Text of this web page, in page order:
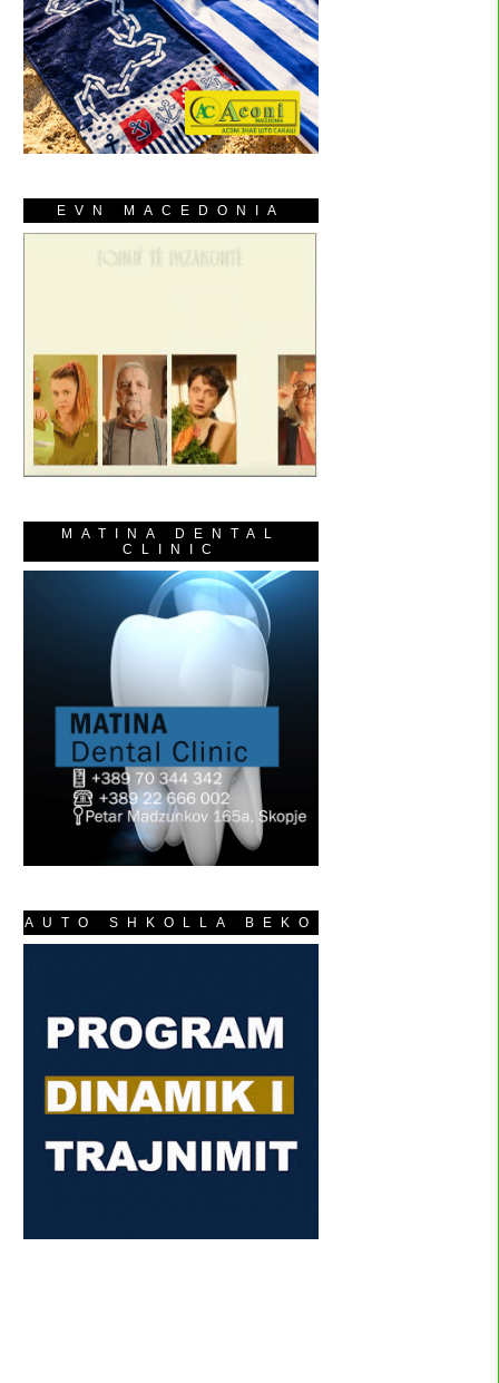
EVN MACEDONIA
MATINA DENTAL
CLINIC
AUTO SHKOLLA BEKO